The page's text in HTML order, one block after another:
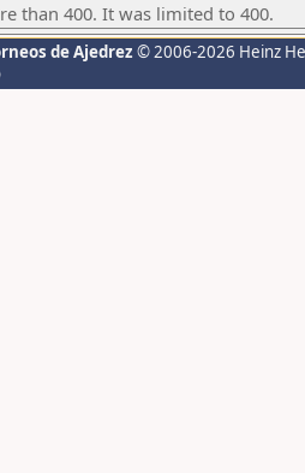
than 400. It was limited to 400.
de Ajedrez © 2006-2026 Heinz